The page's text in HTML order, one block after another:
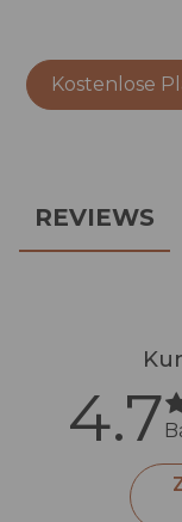
Kostenlose
REVIEWS
4.7